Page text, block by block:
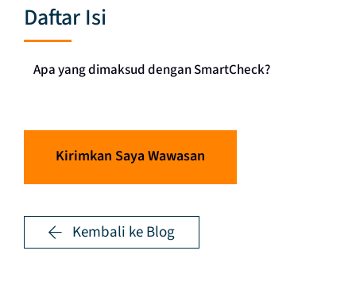
Daftar Isi
Apa yang dimaksud dengan SmartCheck?
Kirimkan Saya Wawasan
Kembali ke Blog